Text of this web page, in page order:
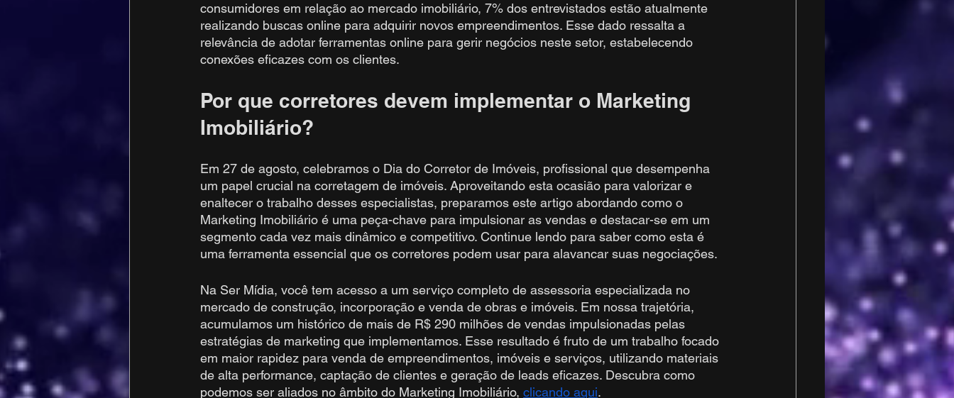
consumidores em relação ao mercado imobiliário, 7% dos entrevistados estão atualmente
realizando buscas online para adquirir novos empreendimentos. Esse dado ressalta a
relevância de adotar ferramentas online para gerir negócios neste setor, estabelecendo
conexões eficazes com os clientes.
Por que corretores devem implementar o Marketing
Imobiliário?
Em 27 de agosto, celebramos o Dia do Corretor de Imóveis, profissional que desempenha
um papel crucial na corretagem de imóveis. Aproveitando esta ocasião para valorizar e
enaltecer o trabalho desses especialistas, preparamos este artigo abordando como o
Marketing Imobiliário é uma peça-chave para impulsionar as vendas e destacar-se em um
segmento cada vez mais dinâmico e competitivo. Continue lendo para saber como esta é
uma ferramenta essencial que os corretores podem usar para alavancar suas negociações.
Na Ser Mídia, você tem acesso a um serviço completo de assessoria especializada no
mercado de construção, incorporação e venda de obras e imóveis. Em nossa trajetória,
acumulamos um histórico de mais de R$ 290 milhões de vendas impulsionadas pelas
estratégias de marketing que implementamos. Esse resultado é fruto de um trabalho focado
em maior rapidez para venda de empreendimentos, imóveis e serviços, utilizando materiais
de alta performance, captação de clientes e geração de leads eficazes. Descubra como
podemos ser aliados no âmbito do Marketing Imobiliário, clicando aqui.